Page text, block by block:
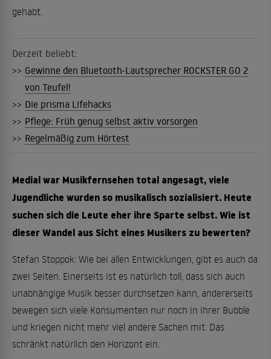
gehabt.
Derzeit beliebt:
>> Gewinne den Bluetooth-Lautsprecher ROCKSTER GO 2
von Teufel!
>> Die prisma Lifehacks
>> Pflege: Früh genug selbst aktiv vorsorgen
>> Regelmäßig zum Hörtest
Medial war Musikfernsehen total angesagt, viele
Jugendliche wurden so musikalisch sozialisiert. Heute
suchen sich die Leute eher ihre Sparte selbst. Wie ist
dieser Wandel aus Sicht eines Musikers zu bewerten?
Stefan Stoppok: Wie bei allen Entwicklungen, gibt es auch da
zwei Seiten. Einerseits ist es natürlich toll, dass sich auch
unabhängige Musik besser durchsetzen kann, andererseits
bewegen sich viele Konsumenten nur noch in ihrer Bubble
und kriegen nicht mehr viel andere Sachen mit. Das
schränkt natürlich den Horizont ein.